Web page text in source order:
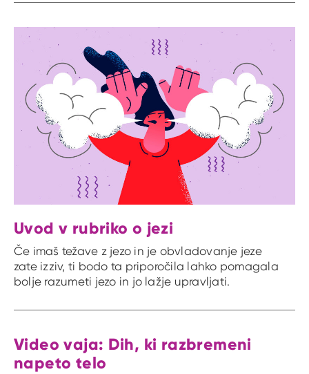
Uvod v rubriko o jezi
Če imaš težave z jezo in je obvladovanje jeze
zate izziv, ti bodo ta priporočila lahko pomagala
bolje razumeti jezo in jo lažje upravljati.
Video vaja: Dih, ki razbremeni
napeto telo